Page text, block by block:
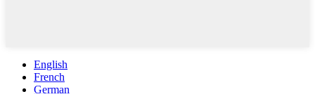
English
French
German